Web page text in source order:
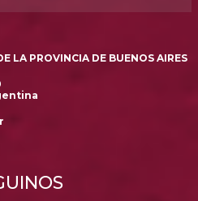
LA PROVINCIA DE BUENOS AIRES